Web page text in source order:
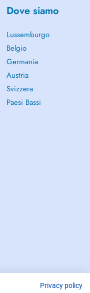
Dove siamo
Lussemburgo
Belgio
Germania
Austria
Svizzera
Paesi Bassi
Privacy policy